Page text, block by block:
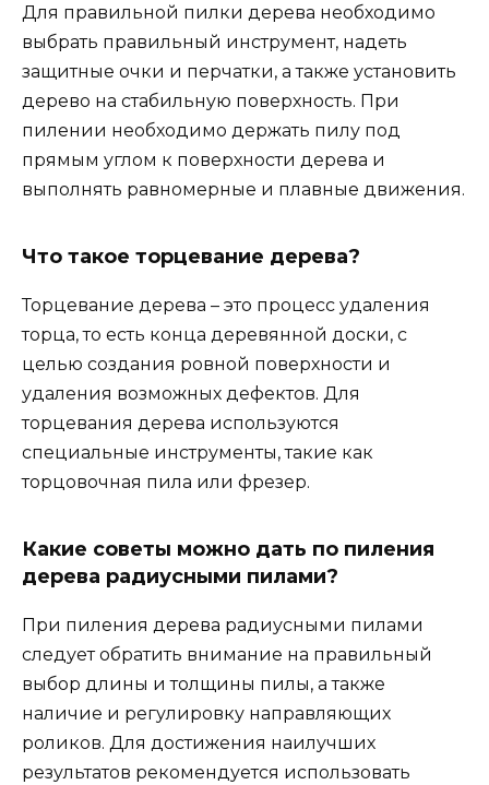
Для правильной пилки дерева необходимо
выбрать правильный инструмент, надеть
защитные очки и перчатки, а также установить
дерево на стабильную поверхность. При
пилении необходимо держать пилу под
прямым углом к поверхности дерева и
выполнять равномерные и плавные движения.
Что такое торцевание дерева?
Торцевание дерева – это процесс удаления
торца, то есть конца деревянной доски, с
целью создания ровной поверхности и
удаления возможных дефектов. Для
торцевания дерева используются
специальные инструменты, такие как
торцовочная пила или фрезер.
Какие советы можно дать по пиления
дерева радиусными пилами?
При пиления дерева радиусными пилами
следует обратить внимание на правильный
выбор длины и толщины пилы, а также
наличие и регулировку направляющих
роликов. Для достижения наилучших
результатов рекомендуется использовать